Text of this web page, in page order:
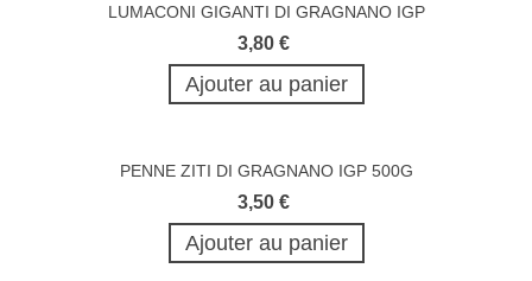
LUMACONI GIGANTI DI GRAGNANO IGP
3,80 €
Ajouter au panier
PENNE ZITI DI GRAGNANO IGP 500G
3,50 €
Ajouter au panier